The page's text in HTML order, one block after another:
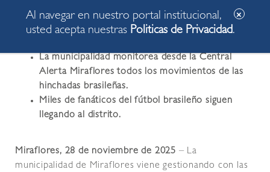
28.11.2025
La municipalidad monitorea desde la Central
Alerta Miraflores todos los movimientos de las
hinchadas brasileñas.
Miles de fanáticos del fútbol brasileño siguen
llegando al distrito.
Miraflores, 28 de noviembre de 2025 – La
municipalidad de Miraflores viene gestionando con las
Al navegar en nuestro portal institucional,
usted acepta nuestras Politicas de Privacidad.